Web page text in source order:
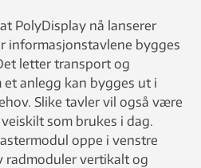
i en
Jan
PolyDisplay nå lanserer
informasjonstavlene bygges
letter transport og
anlegg kan bygges ut i
Slike tavler vil også være
som brukes i dag.
oppe i venstre
radmoduler vertikalt og